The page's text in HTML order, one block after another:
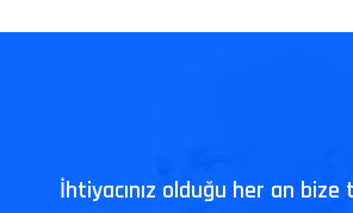
İhtiyacınız olduğu her an bize